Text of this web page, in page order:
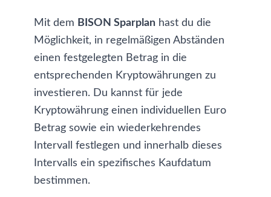
Mit dem BISON Sparplan hast du die
Möglichkeit, in regelmäßigen Abständen
einen festgelegten Betrag in die
entsprechenden Kryptowährungen zu
investieren. Du kannst für jede
Kryptowährung einen individuellen Euro
Betrag sowie ein wiederkehrendes
Intervall festlegen und innerhalb dieses
Intervalls ein spezifisches Kaufdatum
bestimmen.